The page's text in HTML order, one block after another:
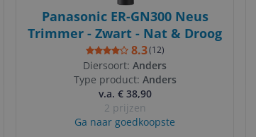
Panasonic ER-GN300 Neus
Trimmer - Zwart - Nat & Droog
8.3(12)
Diersoort: Anders
Type product: Anders
v.a. € 38,90
2 prijzen
Ga naar goedkoopste